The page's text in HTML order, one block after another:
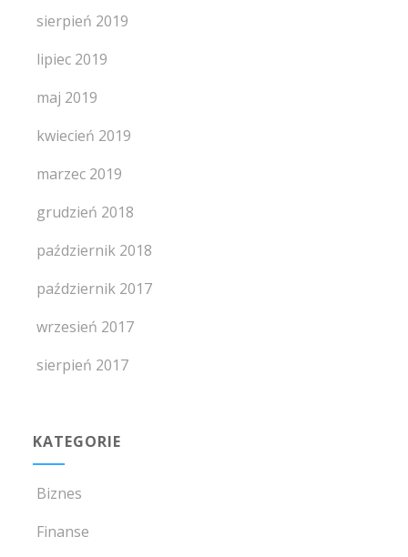
sierpień 2019
lipiec 2019
maj 2019
kwiecień 2019
marzec 2019
grudzień 2018
październik 2018
październik 2017
wrzesień 2017
sierpień 2017
KATEGORIE
Biznes
Finanse